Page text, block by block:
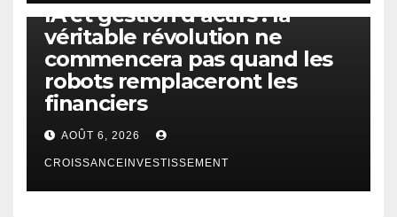
IA et gestion d’actifs : la
véritable révolution ne
commencera pas quand les
robots remplaceront les
financiers
AOÛT 6, 2026
CROISSANCEINVESTISSEMENT